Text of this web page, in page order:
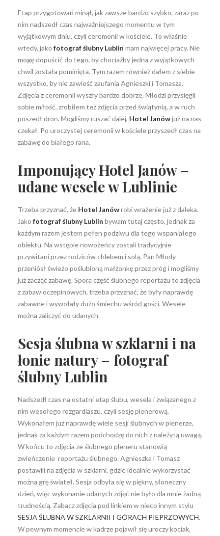
Etap przygotowań minął, jak zawsze bardzo szybko, zaraz po
nim nadszedł czas najważniejszego momentu w tym
wyjątkowym dniu, czyli ceremonii w kościele. To właśnie
wtedy, jako fotograf ślubny Lublin mam najwięcej pracy. Nie
mogę dopuścić do tego, by chociażby jedna z wyjątkowych
chwil została pominięta. Tym razem również dałem z siebie
wszystko, by nie zawieść zaufania Agnieszki i Tomasza.
Zdjęcia z ceremonii wyszły bardzo dobrze, Młodzi przysięgli
sobie miłość, zrobiłem też zdjęcia przed świątynią, a w ruch
poszedł dron. Mogliśmy ruszać dalej, Hotel Janówjuż na nas
czekał. Po uroczystej ceremonii w kościele przyszedł czas na
zabawę do białego rana.
Imponujący Hotel Janów –
udane wesele w Lublinie
Trzeba przyznać, że Hotel Janówrobi wrażenie już z daleka.
Jako fotograf ślubny Lublin bywam tutaj często, jednak za
każdym razem jestem pełen podziwu dla tego wspaniałego
obiektu. Na wstępie nowożeńcy zostali tradycyjnie
przywitani przez rodziców chlebem i solą. Pan Młody
przeniósł świeżo poślubioną małżonkę przez próg i mogliśmy
już zacząć zabawę. Spora część ślubnego reportażu to zdjęcia
z zabaw oczepinowych, trzeba przyznać, że były naprawdę
zabawne i wywołały dużo śmiechu wśród gości. Wesele
można zaliczyć do udanych.
Sesja ślubna w szklarni i na
łonie natury – fotograf
ślubny Lublin
Nadszedł czas na ostatni etap ślubu, wesela i związanego z
nim wesołego rozgardiaszu, czyli sesję plenerową.
Wykonałem już naprawdę wiele sesji ślubnych w plenerze,
jednak za każdym razem podchodzę do nich z należytą uwagą.
W końcu to zdjęcia ze ślubnego pleneru stanowią
zwieńczenie reportażu ślubnego. Agnieszka i Tomasz
postawili na zdjęcia w szklarni, gdzie idealnie wykorzystać
można grę świateł. Sesja odbyła się w piękny, słoneczny
dzień, więc wykonanie udanych zdjęć nie było dla mnie żadną
trudnością. Zabacz zdjęcia pod linkiem w nieco innym stylu
SESJA ŚLUBNA W SZKLARNII I GÓRACH PIEPRZOWYCH.
W pewnym momencie w kadrze pojawił się uroczy kociak,